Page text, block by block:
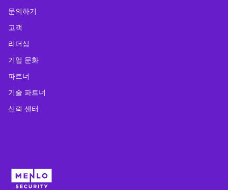
문의하기
고객
리더십
기업 문화
파트너
기술 파트너
신뢰 센터